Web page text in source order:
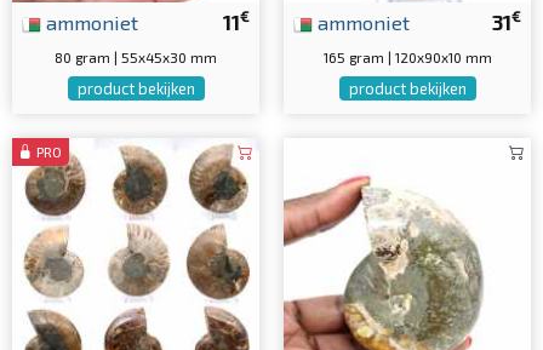
11€
ammoniet
80 gram | 55x45x30 mm
product bekijken
31€
ammoniet
165 gram | 120x90x10 mm
product bekijken
PRO